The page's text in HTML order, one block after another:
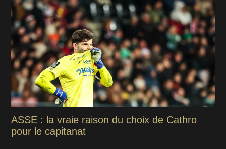
ASSE : la vraie raison du choix de Cathro
pour le capitanat